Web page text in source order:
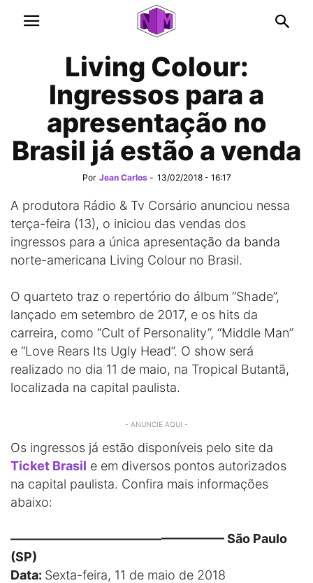
Living Colour:
Ingressos para a
apresentação no
Brasil já estão a venda
Por Jean Carlos - 13/02/2018 - 16:17
A produtora Rádio & Tv Corsário anunciou nessa
terça-feira (13), o iniciou das vendas dos
ingressos para a única apresentação da banda
norte-americana Living Colour no Brasil.
O quarteto traz o repertório do álbum “Shade”,
lançado em setembro de 2017, e os hits da
carreira, como “Cult of Personality”, “Middle Man”
e “Love Rears Its Ugly Head”. O show será
realizado no dia 11 de maio, na Tropical Butantã,
localizada na capital paulista.
- ANUNCIE AQUI -
Os ingressos já estão disponíveis pelo site da
Ticket Brasil e em diversos pontos autorizados
na capital paulista. Confira mais informações
abaixo:
————————————————— São Paulo
(SP)
Data: Sexta-feira, 11 de maio de 2018